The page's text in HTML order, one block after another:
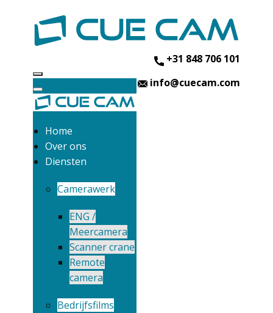
Home
Over ons
Diensten
Camerawerk
ENG /
Meercamera
Scanner crane
Remote
camera
Bedrijfsfilms
+31 848 706 101
info@cuecam.com